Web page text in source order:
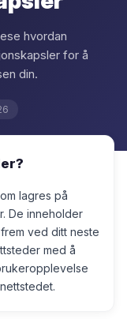
hvordan
for å
din.
lagres på
De inneholder
ved ditt neste
med å